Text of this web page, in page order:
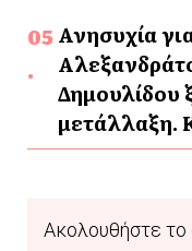
Ανησυχία
Δημουλίδου
μετάλλαξη.
Ακολουθήστε